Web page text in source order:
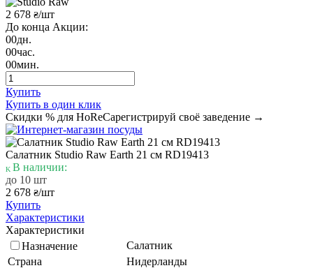
2 678 ₴/шт
До конца Акции:
00дн.
00час.
00мин.
Купить
Купить в один клик
Скидки % для HoReCaрегистрируй своё заведение →
Салатник Studio Raw Earth 21 см RD19413
В наличии:
до 10 шт
2 678 ₴/шт
Купить
Характеристики
Характеристики
Назначение
Салатник
Страна
Нидерланды